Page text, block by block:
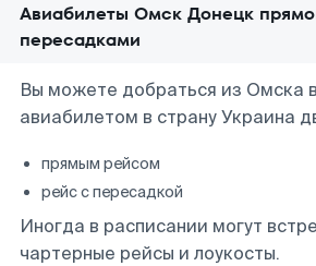
Авиабилеты Омск Донецк
пересадками
Вы можете добраться из Омска
авиабилетом в страну Украина
прямым рейсом
рейс с пересадкой
Иногда в расписании могут
чартерные рейсы и лоукосты.